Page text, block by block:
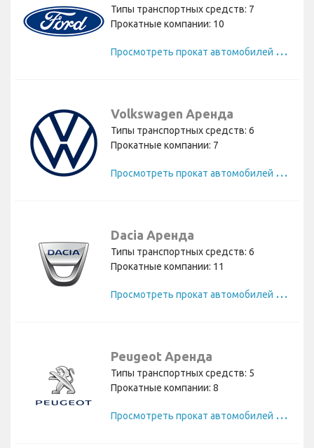
Типы транспортных средств: 7
Прокатные компании: 10
П
росмотреть прокат автомобилей Ford
Volkswagen Аренда
Типы транспортных средств: 6
Прокатные компании: 7
П
росмотреть прокат автомобилей Volkswagen
Dacia Аренда
Типы транспортных средств: 6
Прокатные компании: 11
П
росмотреть прокат автомобилей Dacia
Peugeot Аренда
Типы транспортных средств: 5
Прокатные компании: 8
П
росмотреть прокат автомобилей Peugeot